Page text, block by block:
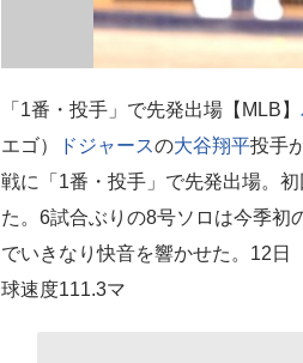
「1番・投手」で先発出場【MLB】
エゴ）
ドジャースの大谷翔平投手
戦に「1番・投手」で先発出場。
た。6試合ぶりの8号ソロは今季初
でいきなり快音を響かせた。12日
球速度111.3マ